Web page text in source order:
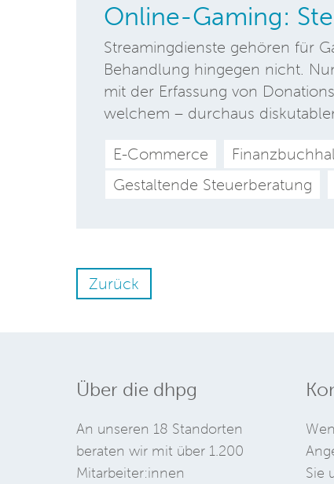
Online-Gaming:
Streamingdienste gehören für
Behandlung hingegen nicht.
mit der Erfassung von
welchem – durchaus
E-Commerce
Gestaltende Steuerberatung
Zurück
Über die dhpg
An unseren 18 Standorten
beraten wir mit über 1.200
Mitarbeiter:innen
Sie